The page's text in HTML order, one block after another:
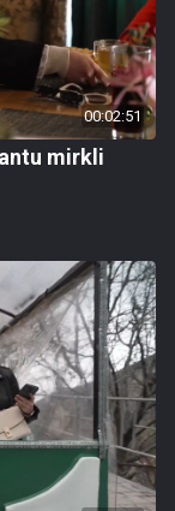
00:02:51
mirkli